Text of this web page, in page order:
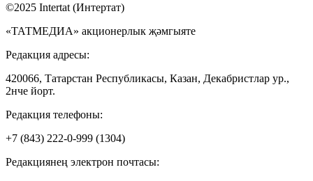
©2025 Intertat (Интертат)
«ТАТМЕДИА» акционерлык җәмгыяте
Редакция адресы:
420066, Татарстан Республикасы, Казан, Декабристлар ур.,
2нче йорт.
Редакция телефоны:
+7 (843) 222-0-999 (1304)
Редакциянең электрон почтасы: